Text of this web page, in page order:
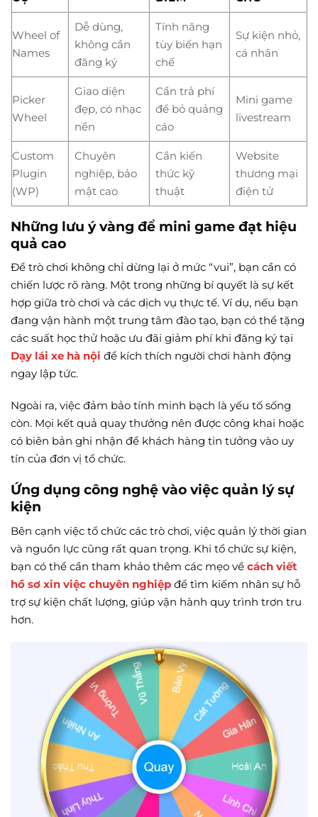
Wheel of
Names
Dễ dùng,
không cần
đăng ký
Tính năng
tùy biến hạn
chế
Sự kiện nhỏ,
cá nhân
Picker
Wheel
Giao diện
đẹp, có nhạc
nền
Cần trả phí
để bỏ quảng
cáo
Mini game
livestream
Custom
Plugin
(WP)
Chuyên
nghiệp, bảo
mật cao
Cần kiến
thức kỹ
thuật
Website
thương mại
điện tử
Những lưu ý vàng để mini game đạt hiệu
quả cao
Để trò chơi không chỉ dừng lại ở mức “vui”, bạn cần có
chiến lược rõ ràng. Một trong những bí quyết là sự kết
hợp giữa trò chơi và các dịch vụ thực tế. Ví dụ, nếu bạn
đang vận hành một trung tâm đào tạo, bạn có thể tặng
các suất học thử hoặc ưu đãi giảm phí khi đăng ký tại
Dạy lái xe hà nội để kích thích người chơi hành động
ngay lập tức.
Ngoài ra, việc đảm bảo tính minh bạch là yếu tố sống
còn. Mọi kết quả quay thưởng nên được công khai hoặc
có biên bản ghi nhận để khách hàng tin tưởng vào uy
tín của đơn vị tổ chức.
Ứng dụng công nghệ vào việc quản lý sự
kiện
Bên cạnh việc tổ chức các trò chơi, việc quản lý thời gian
và nguồn lực cũng rất quan trọng. Khi tổ chức sự kiện,
bạn có thể cần tham khảo thêm các mẹo về cách viết
hồ sơ xin việc chuyên nghiệp để tìm kiếm nhân sự hỗ
trợ sự kiện chất lượng, giúp vận hành quy trình trơn tru
hơn.